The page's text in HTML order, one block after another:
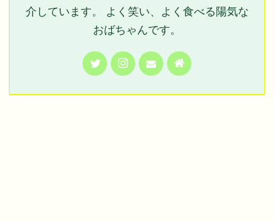
介しています。 よく笑い、よく食べる陽気な
おばちゃんです。